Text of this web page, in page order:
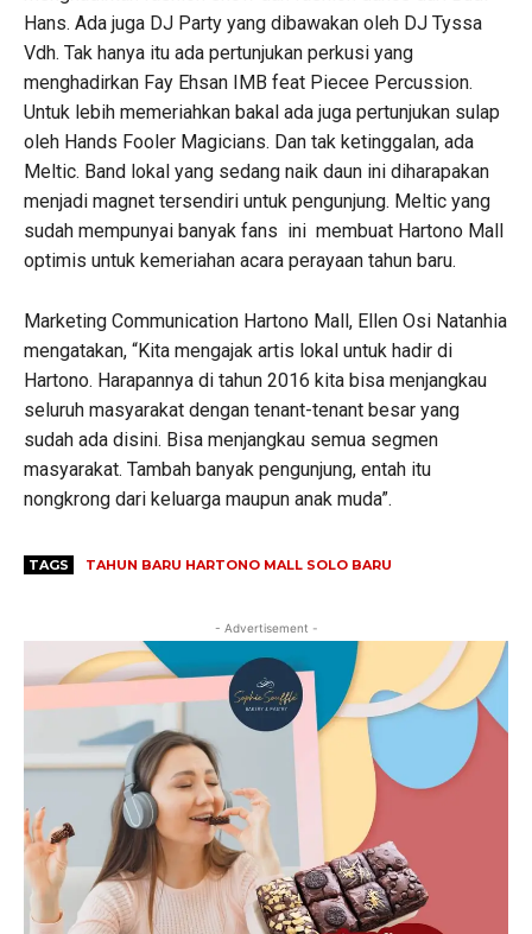
Hans. Ada juga DJ Party yang dibawakan oleh DJ Tyssa
Vdh. Tak hanya itu ada pertunjukan perkusi yang
menghadirkan Fay Ehsan IMB feat Piecee Percussion.
Untuk lebih memeriahkan bakal ada juga pertunjukan sulap
oleh Hands Fooler Magicians. Dan tak ketinggalan, ada
Meltic. Band lokal yang sedang naik daun ini diharapakan
menjadi magnet tersendiri untuk pengunjung. Meltic yang
sudah mempunyai banyak fans ini membuat Hartono Mall
optimis untuk kemeriahan acara perayaan tahun baru.
Marketing Communication Hartono Mall, Ellen Osi Natanhia
mengatakan, “Kita mengajak artis lokal untuk hadir di
Hartono. Harapannya di tahun 2016 kita bisa menjangkau
seluruh masyarakat dengan tenant-tenant besar yang
sudah ada disini. Bisa menjangkau semua segmen
masyarakat. Tambah banyak pengunjung, entah itu
nongkrong dari keluarga maupun anak muda”.
TAGS TAHUN BARU HARTONO MALL SOLO BARU
- Advertisement -